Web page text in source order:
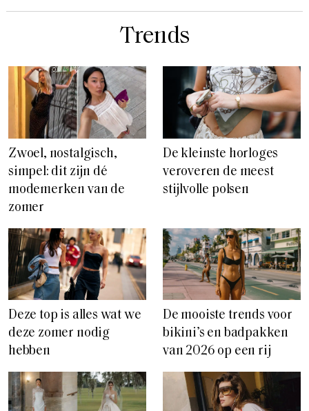
Trends
Zwoel, nostalgisch,
simpel: dit zijn dé
modemerken van de
zomer
De kleinste horloges
veroveren de meest
stijlvolle polsen
Deze top is alles wat we
deze zomer nodig
hebben
De mooiste trends voor
bikini’s en badpakken
van 2026 op een rij